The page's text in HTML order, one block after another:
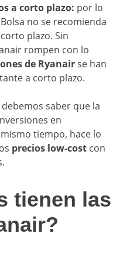
a corto plazo: por lo
no se recomienda
plazo. Sin
rompen con lo
de Ryanairse han
a corto plazo.
saber que la
en
tiempo, hace lo
precios low-cost con
tienen las